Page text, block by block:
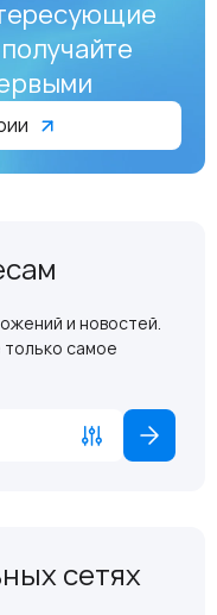
и новостей.
самое
сетях